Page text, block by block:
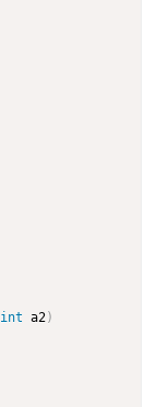
int a2)